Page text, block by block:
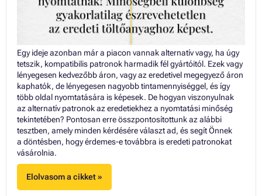
Egy ideje azonban már a piacon vannak alternatív vagy, ha úgy
tetszik, kompatibilis patronok harmadik fél gyártóitól. Ezek vagy
lényegesen kedvezőbb áron, vagy az eredetivel megegyező áron
kaphatók, de lényegesen nagyobb tintamennyiséggel, és így
több oldal nyomtatására is képesek. De hogyan viszonyulnak
az alternatív patronok az eredetiekhez a nyomtatási minőség
tekintetében? Pontosan erre összpontosítottunk az alábbi
tesztben, amely minden kérdésére választ ad, és segít Önnek
a döntésben, hogy érdemes-e továbbra is eredeti patronokat
vásárolnia.
Elolvasom a cikket »